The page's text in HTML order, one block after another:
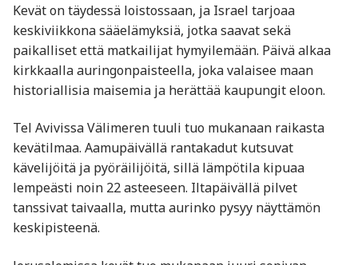
Kevät on täydessä loistossaan, ja Israel tarjoaa
keskiviikkona sääelämyksiä, jotka saavat sekä
paikalliset että matkailijat hymyilemään. Päivä alkaa
kirkkaalla auringonpaisteella, joka valaisee maan
historiallisia maisemia ja herättää kaupungit eloon.
Tel Avivissa Välimeren tuuli tuo mukanaan raikasta
kevätilmaa. Aamupäivällä rantakadut kutsuvat
kävelijöitä ja pyöräilijöitä, sillä lämpötila kipuaa
lempeästi noin 22 asteeseen. Iltapäivällä pilvet
tanssivat taivaalla, mutta aurinko pysyy näyttämön
keskipisteenä.